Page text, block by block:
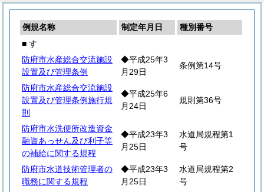
例規名称 制定年月日
種別番号
■ す
防府市水産総合交流施設
設置及び管理条例
◆平成25年3
月29日
条例第14号
防府市水産総合交流施設
設置及び管理条例施行規
則
◆平成25年6
月24日
規則第36号
防府市水洗便所改造資金
融資あっせん及び利子等
の補給に関する規程
◆平成23年3
月25日
水道局規程第1
号
防府市水道技術管理者の
職務に関する規程
◆平成23年3
月25日
水道局規程第2
号